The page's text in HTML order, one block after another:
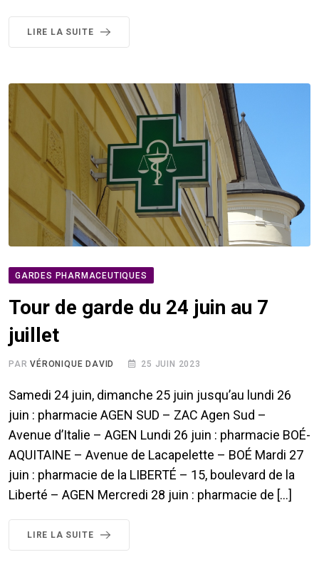
LIRE LA SUITE
GARDES PHARMACEUTIQUES
Tour de garde du 24 juin au 7
juillet
PARVÉRONIQUE DAVID 25 JUIN 2023
Samedi 24 juin, dimanche 25 juin jusqu’au lundi 26
juin : pharmacie AGEN SUD – ZAC Agen Sud –
Avenue d’Italie – AGEN Lundi 26 juin : pharmacie BOÉ-
AQUITAINE – Avenue de Lacapelette – BOÉ Mardi 27
juin : pharmacie de la LIBERTÉ – 15, boulevard de la
Liberté – AGEN Mercredi 28 juin : pharmacie de […]
LIRE LA SUITE